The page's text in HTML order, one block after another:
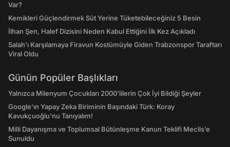
Var?
Kemikleri Güçlendirmek Süt Yerine Tüketebileceğiniz 5 Besin
İlhan Şen, Halef Dizisini Neden Kabul Ettiğini İlk Kez Açıkladı
Salah'ı Karşılamaya Firavun Kostümüyle Giden Trabzonspor Taraftarı
Viral Oldu
Günün Popüler Başlıkları
Yalnızca Milenyum Çocukları 2000'lilerin Çok İyi Bildiği Şeyler
Google'ın Yapay Zeka Biriminin Başındaki Türk: Koray
Kavukçuoğlu'nu Tanıyalım!
Milli Dayanışma ve Toplumsal Bütünleşme Kanun Teklifi Meclis’e
Sunuldu